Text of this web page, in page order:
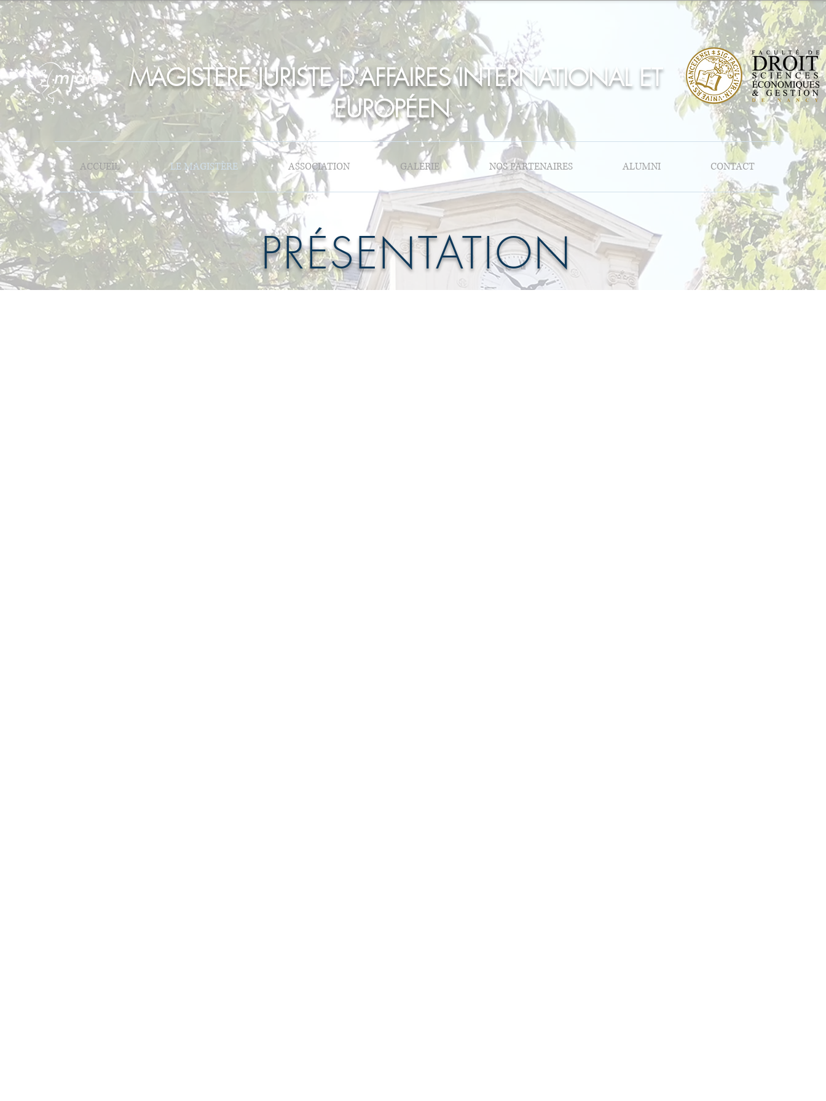
MAGISTÈRE JURISTE D'AFFAIRES INTERNATIONAL ET
EUROPÉEN
ACCUEIL LE MAGISTÈRE ASSOCIATION GALERIE NOS PARTENAIRES ALUMNI CONTACT
PRÉSENTATION